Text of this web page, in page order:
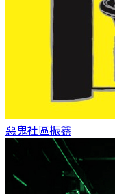
惡鬼社區振鑫